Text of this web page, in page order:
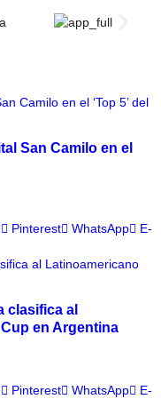
San Camilo en el
Pinterest WhatsApp
E-
clasifica al
en Argentina
Pinterest WhatsApp
E-